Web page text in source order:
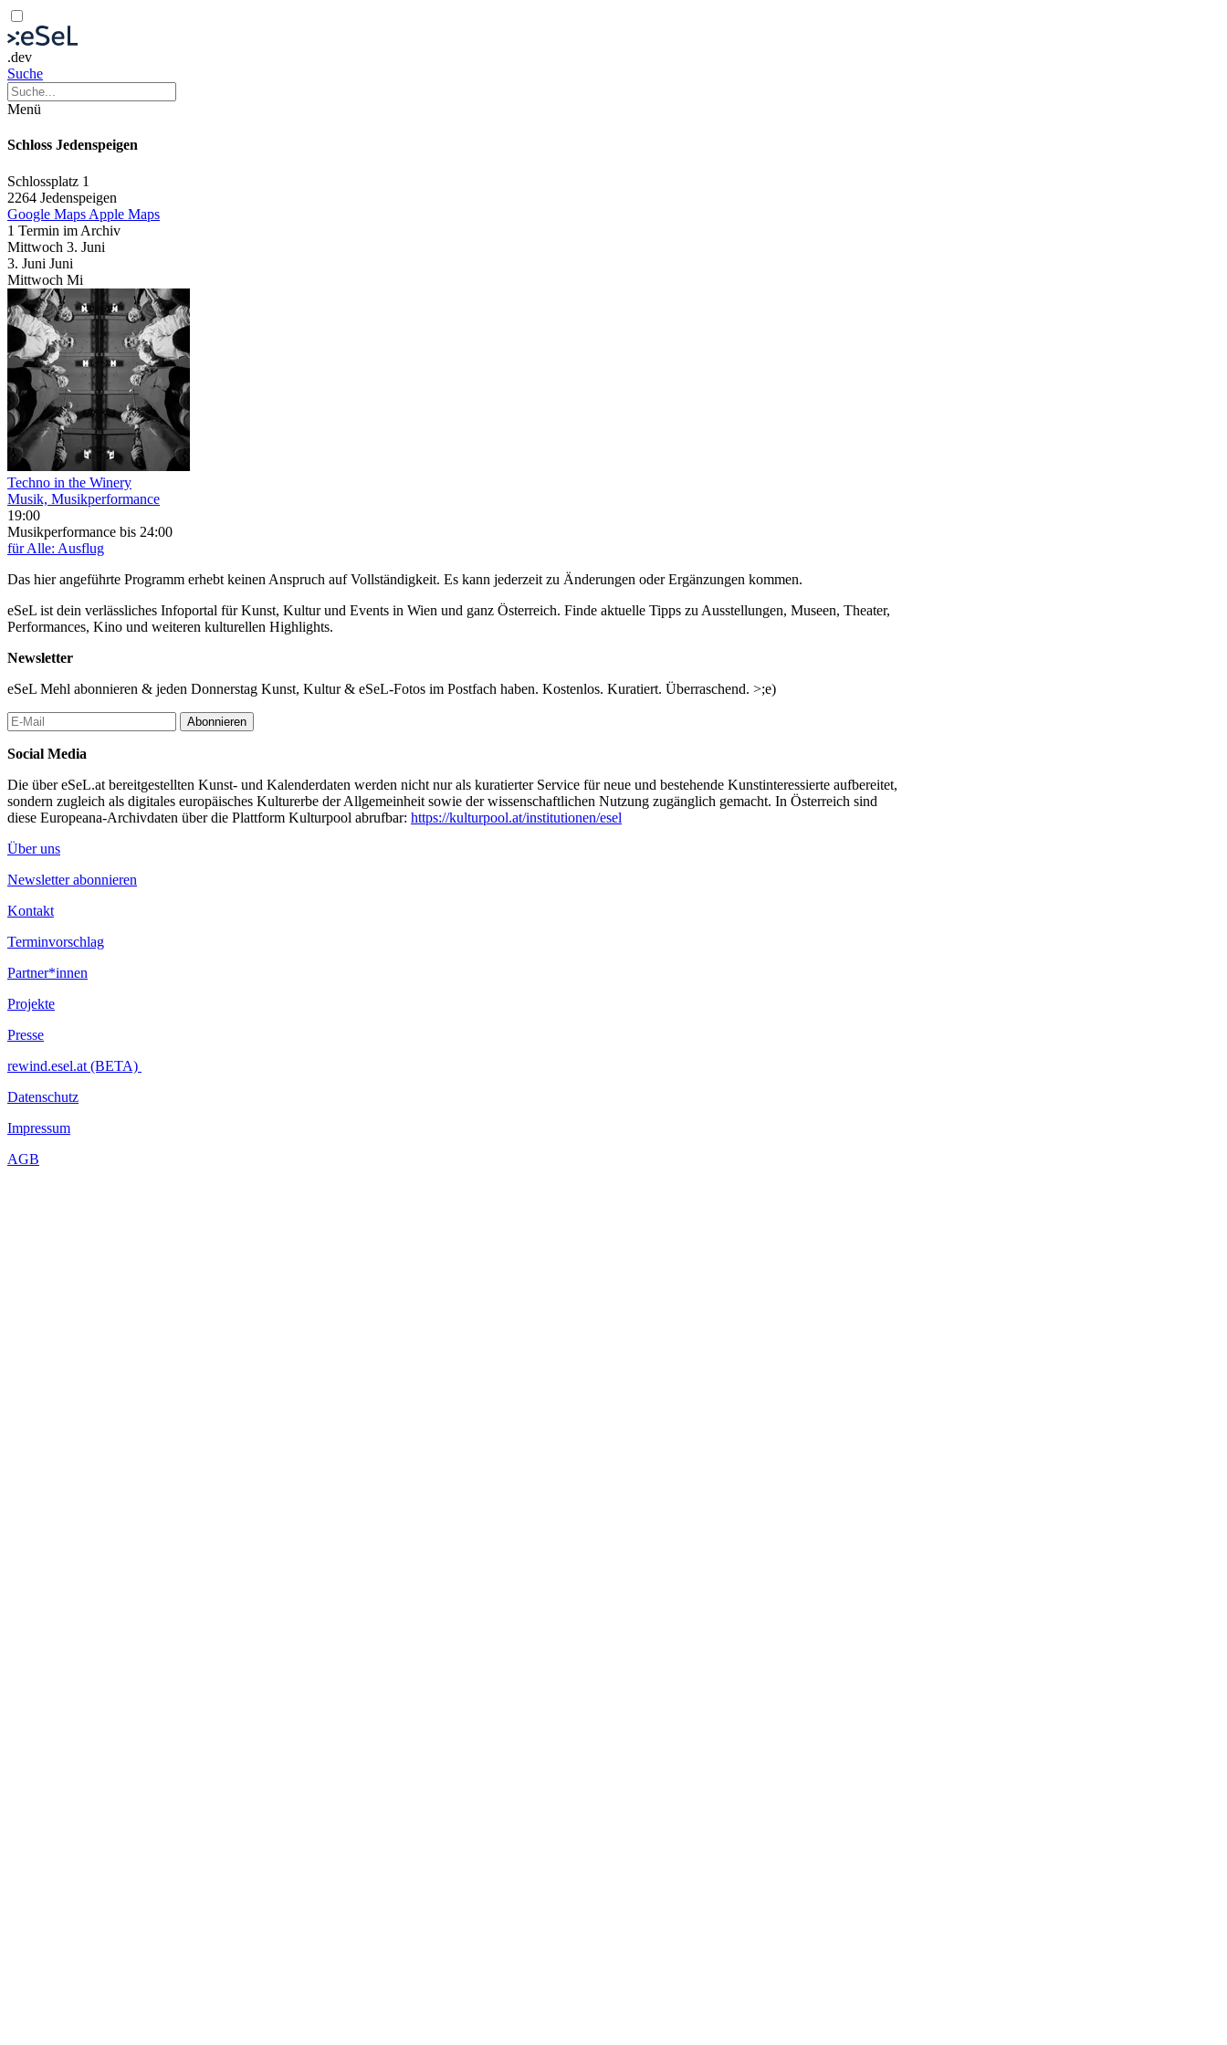
.dev
Suche
Menü
Schloss Jedenspeigen
Schlossplatz 1
2264 Jedenspeigen
Google Maps Apple Maps
1 Termin im Archiv
Mittwoch 3. Juni
3. Juni Juni
Mittwoch Mi
Techno in the Winery
Musik, Musikperformance
19:00
Musikperformance bis 24:00
für Alle: Ausflug
Das hier angeführte Programm erhebt keinen Anspruch auf Vollständigkeit. Es kann jederzeit zu Änderungen oder Ergänzungen kommen.
eSeL ist dein verlässliches Infoportal für Kunst, Kultur und Events in Wien und ganz Österreich. Finde aktuelle Tipps zu Ausstellungen, Museen, Theater,
Performances, Kino und weiteren kulturellen Highlights.
Newsletter
eSeL Mehl abonnieren & jeden Donnerstag Kunst, Kultur & eSeL-Fotos im Postfach haben. Kostenlos. Kuratiert. Überraschend. >;e)
Abonnieren
Social Media
Die über eSeL.at bereitgestellten Kunst- und Kalenderdaten werden nicht nur als kuratierter Service für neue und bestehende Kunstinteressierte aufbereitet,
sondern zugleich als digitales europäisches Kulturerbe der Allgemeinheit sowie der wissenschaftlichen Nutzung zugänglich gemacht. In Österreich sind
diese Europeana-Archivdaten über die Plattform Kulturpool abrufbar: https://kulturpool.at/institutionen/esel
Über uns
Newsletter abonnieren
Kontakt
Terminvorschlag
Partner*innen
Projekte
Presse
rewind.esel.at (BETA)
Datenschutz
Impressum
AGB